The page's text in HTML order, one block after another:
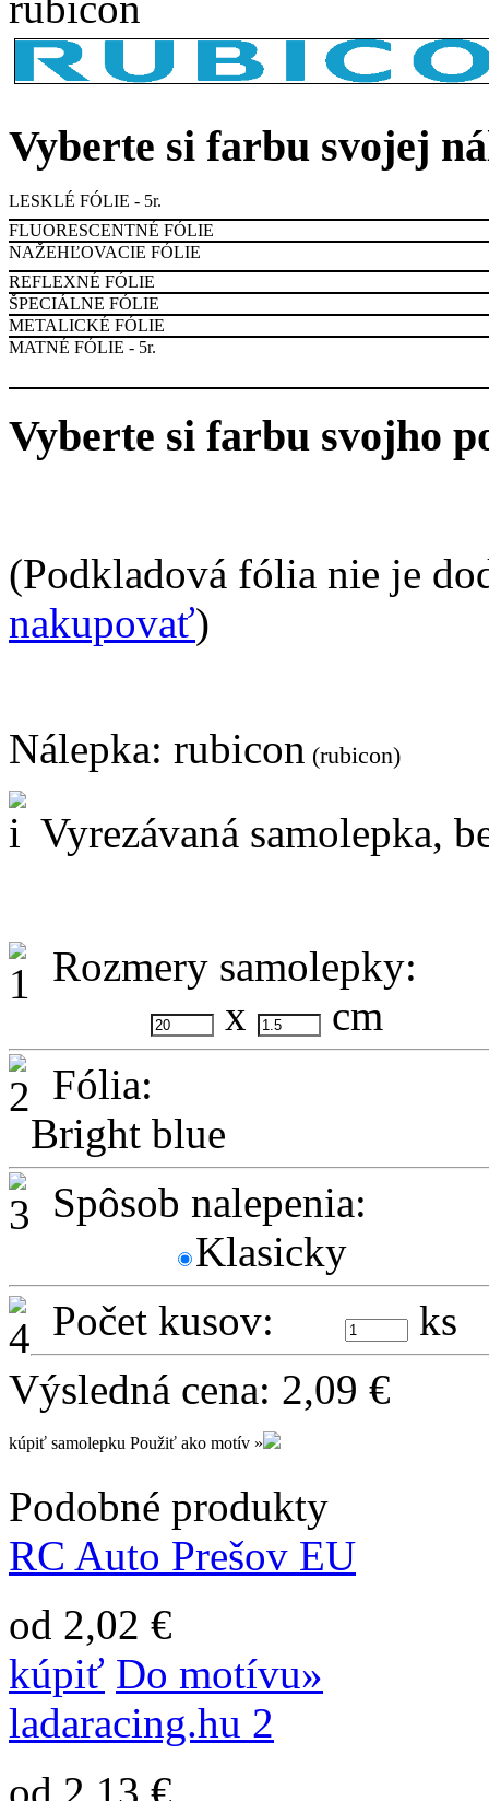
Vyberte si farbu svojej
LESKLÉ FÓLIE - 5r.
FLUORESCENTNÉ FÓLIE
NAŽEHĽOVACIE FÓLIE
REFLEXNÉ FÓLIE
ŠPECIÁLNE FÓLIE
METALICKÉ FÓLIE
MATNÉ FÓLIE - 5r.
Vyberte si farbu svojho
(Podkladová fólia nie je
nakupovať)
Nálepka: rubicon (rubicon)
Vyrezávaná samolepka,
Rozmery samolepky:
x
cm
Fólia:
Bright blue
Spôsob nalepenia:
Klasicky
Počet kusov:
ks
Výsledná cena: 2,09 €
kúpiť samolepku Použiť ako motív »
Podobné produkty
RC Auto Prešov EU
od 2,02 €
kúpiť Do motívu»
ladaracing.hu 2
od 2,13 €